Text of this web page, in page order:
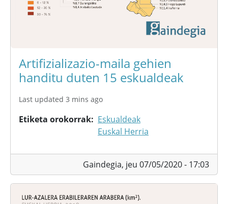
Artifizializazio-maila gehien
handitu duten 15 eskualdeak
Last updated 3 mins ago
Etiketa orokorrak
Eskualdeak
Euskal Herria
Gaindegia, jeu 07/05/2020 - 17:03